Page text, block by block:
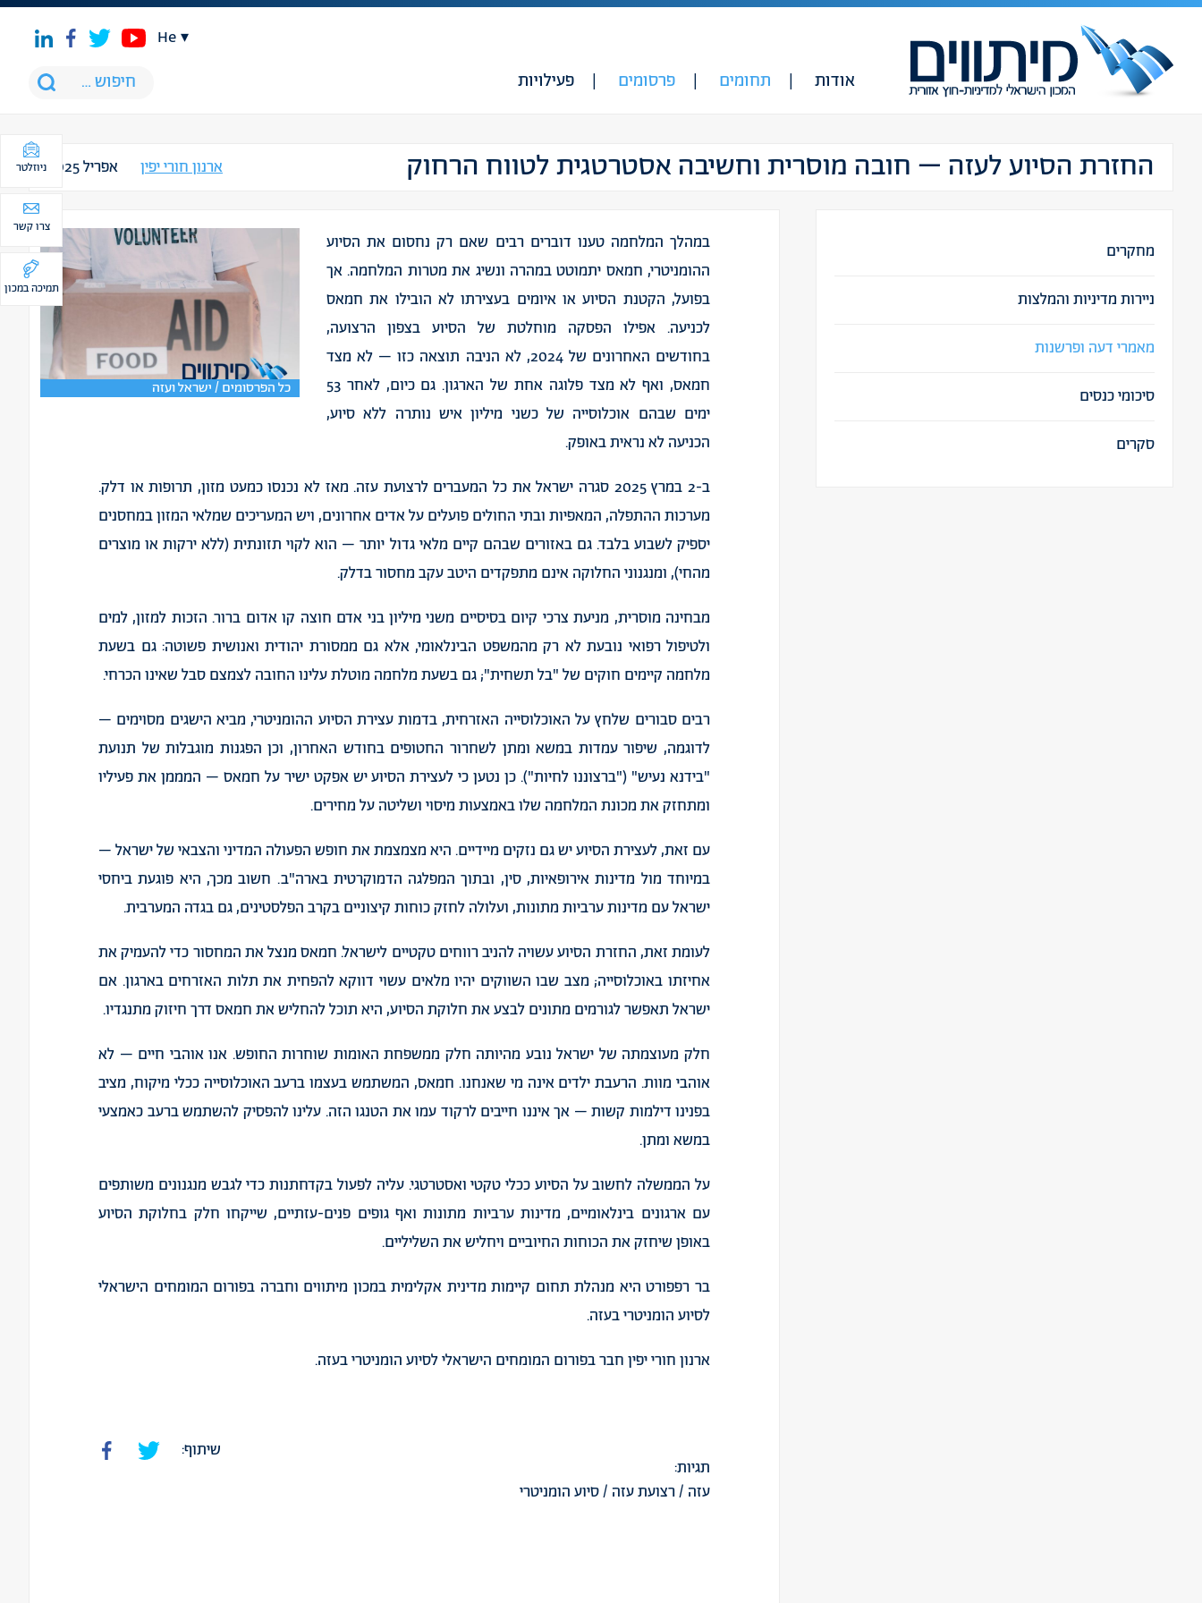
אודות תחומים פרסומים פעילויות
he
החזרת הסיוע לעזה – חובה מוסרית וחשיבה אסטרטגית לטווח הרחוק ארנון חורי יפין אפריל 2025
כל הפרסומים / ישראל ועזה
במהלך המלחמה טענו דוברים רבים שאם רק נחסום את הסיוע
ההומניטרי, חמאס יתמוטט במהרה ונשיג את מטרות המלחמה. אך
בפועל, הקטנת הסיוע או איומים בעצירתו לא הובילו את חמאס
לכניעה. אפילו הפסקה מוחלטת של הסיוע בצפון הרצועה,
בחודשים האחרונים של 2024, לא הניבה תוצאה כזו – לא מצד
חמאס, ואף לא מצד פלוגה אחת של הארגון. גם כיום, לאחר 53
ימים שבהם אוכלוסייה של כשני מיליון איש נותרה ללא סיוע,
הכניעה לא נראית באופק.
ב-2 במרץ 2025 סגרה ישראל את כל המעברים לרצועת עזה. מאז לא נכנסו כמעט מזון, תרופות או דלק.
מערכות ההתפלה, המאפיות ובתי החולים פועלים על אדים אחרונים, ויש המעריכים שמלאי המזון במחסנים
יספיק לשבוע בלבד. גם באזורים שבהם קיים מלאי גדול יותר – הוא לקוי תזונתית (ללא ירקות או מוצרים
מהחי), ומנגנוני החלוקה אינם מתפקדים היטב עקב מחסור בדלק.
מבחינה מוסרית, מניעת צרכי קיום בסיסיים משני מיליון בני אדם חוצה קו אדום ברור. הזכות למזון, למים
ולטיפול רפואי נובעת לא רק מהמשפט הבינלאומי, אלא גם ממסורת יהודית ואנושית פשוטה: גם בשעת
מלחמה קיימים חוקים של "בל תשחית"; גם בשעת מלחמה מוטלת עלינו החובה לצמצם סבל שאינו הכרחי.
רבים סבורים שלחץ על האוכלוסייה האזרחית, בדמות עצירת הסיוע ההומניטרי, מביא הישגים מסוימים –
לדוגמה, שיפור עמדות במשא ומתן לשחרור החטופים בחודש האחרון, וכן הפגנות מוגבלות של תנועת
"בידנא נעיש" ("ברצוננו לחיות"). כן נטען כי לעצירת הסיוע יש אפקט ישיר על חמאס – המממן את פעיליו
ומתחזק את מכונת המלחמה שלו באמצעות מיסוי ושליטה על מחירים.
עם זאת, לעצירת הסיוע יש גם נזקים מיידיים. היא מצמצמת את חופש הפעולה המדיני והצבאי של ישראל –
במיוחד מול מדינות אירופאיות, סין, ובתוך המפלגה הדמוקרטית בארה"ב. חשוב מכך, היא פוגעת ביחסי
ישראל עם מדינות ערביות מתונות, ועלולה לחזק כוחות קיצוניים בקרב הפלסטינים, גם בגדה המערבית.
לעומת זאת, החזרת הסיוע עשויה להניב רווחים טקטיים לישראל. חמאס מנצל את המחסור כדי להעמיק את
אחיזתו באוכלוסייה; מצב שבו השווקים יהיו מלאים עשוי דווקא להפחית את תלות האזרחים בארגון. אם
ישראל תאפשר לגורמים מתונים לבצע את חלוקת הסיוע, היא תוכל להחליש את חמאס דרך חיזוק מתנגדיו.
חלק מעוצמתה של ישראל נובע מהיותה חלק ממשפחת האומות שוחרות החופש. אנו אוהבי חיים – לא
אוהבי מוות. הרעבת ילדים אינה מי שאנחנו. חמאס, המשתמש בעצמו ברעב האוכלוסייה ככלי מיקוח, מציב
בפנינו דילמות קשות – אך איננו חייבים לרקוד עמו את הטנגו הזה. עלינו להפסיק להשתמש ברעב כאמצעי
במשא ומתן.
על הממשלה לחשוב על הסיוע ככלי טקטי ואסטרטגי. עליה לפעול בקדחתנות כדי לגבש מנגנונים משותפים
עם ארגונים בינלאומיים, מדינות ערביות מתונות ואף גופים פנים-עזתיים, שייקחו חלק בחלוקת הסיוע
באופן שיחזק את הכוחות החיוביים ויחליש את השליליים.
בר רפפורט היא מנהלת תחום קיימות מדינית אקלימית במכון מיתווים וחברה בפורום המומחים הישראלי
לסיוע הומניטרי בעזה.
ארנון חורי יפין חבר בפורום המומחים הישראלי לסיוע הומניטרי בעזה.
שיתוף:
תגיות:
עזה /רצועת עזה /סיוע הומניטרי
מחקרים
ניירות מדיניות והמלצות
מאמרי דעה ופרשנות
סיכומי כנסים
סקרים
ניוזלטר
צרו קשר
תמיכה במכון